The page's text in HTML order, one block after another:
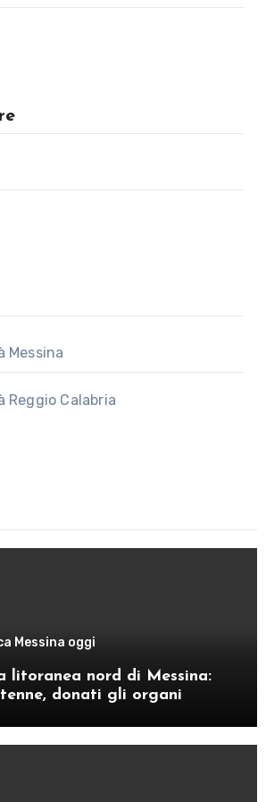
Messina
Reggio Calabria
Messina oggi
litoranea nord di Messina:
donati gli organi